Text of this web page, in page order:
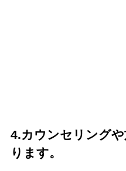
4.カウンセリング
ります。